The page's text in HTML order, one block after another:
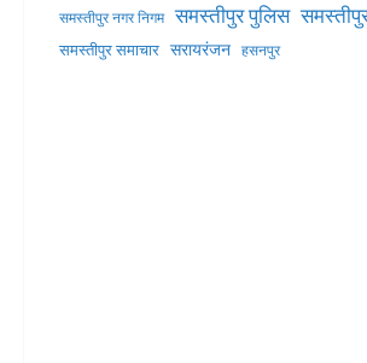
समस्तीपुर नगर निगम समस्तीपुर पुलिस
समस्तीपुर समाचार सरायरंजन हसनपुर